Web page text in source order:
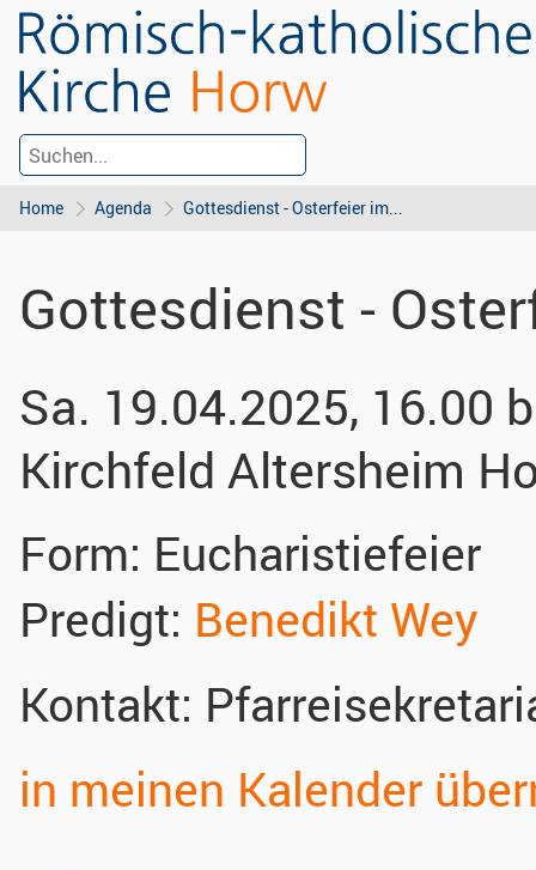
Home Agenda Gottesdienst - Osterfeier im...
Gottesdienst -
Sa. 19.04.2025, 16.00
Kirchfeld Altersheim
Form: Eucharistiefeier
Predigt: Benedikt Wey
Kontakt:
in meinen Kalender